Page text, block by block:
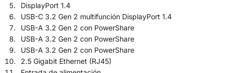
DisplayPort 1.4
USB-C 3.2 Gen 2 multifunción DisplayPort 1.4
USB-A 3.2 Gen 2 con PowerShare
USB-A 3.2 Gen 2 con PowerShare
USB-A 3.2 Gen 2 con PowerShare
2.5 Gigabit Ethernet (RJ45)